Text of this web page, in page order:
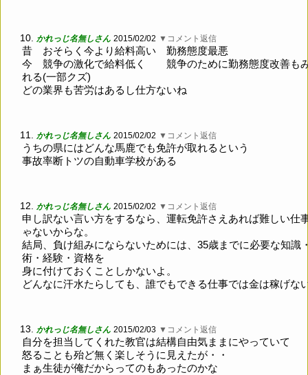
10. かれっじ名無しさん 2015/02/02 ▼コメント返信
昔 おそらく今より給料高い 勤務態度最悪
今 競争の激化で給料低く 競争のために勤務態度改善も
れる(一部クズ)
どの業界も苦労はあるし仕方ないね
11. かれっじ名無しさん 2015/02/02 ▼コメント返信
うちの県にはどんな馬鹿でも免許が取れるという
事故率断トツの自動車学校がある
12. かれっじ名無しさん 2015/02/02 ▼コメント返信
申し訳ない言い方をするなら、運転免許さえあれば難しい仕
ゃないからな。
結局、負け組みにならないためには、35歳までに必要な知識
術・経験・資格を
身に付けておくことしかないよ。
どんなに汗水たらしても、誰でもできる仕事では金は稼げな
13. かれっじ名無しさん 2015/02/03 ▼コメント返信
自分を担当してくれた教官は結構自由気ままにやっていて
怒ることも殆ど無く楽しそうに見えたが・・
まぁ生徒が俺だからってのもあったのかな